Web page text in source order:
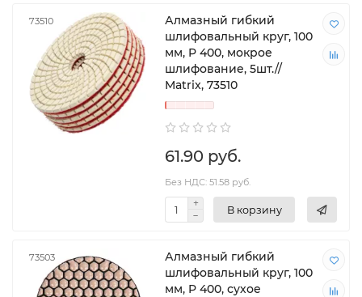
73510
Алмазный гибкий
шлифовальный круг, 100
мм, P 400, мокрое
шлифование, 5шт.//
Matrix, 73510
61.90 руб.
Без НДС: 51.58 руб.
В корзину
73503
Алмазный гибкий
шлифовальный круг, 100
мм, P 400, сухое